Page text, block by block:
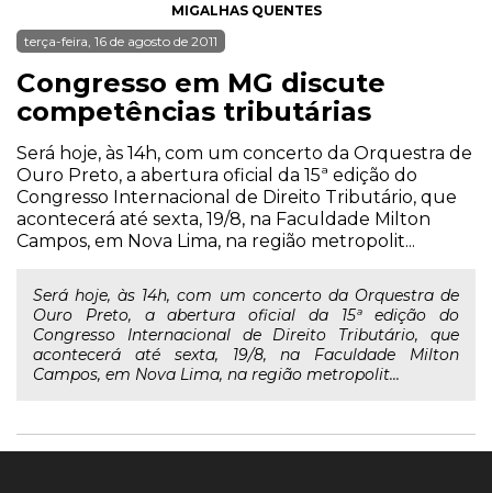
MIGALHAS QUENTES
terça-feira, 16 de agosto de 2011
Congresso em MG discute
competências tributárias
Será hoje, às 14h, com um concerto da Orquestra de
Ouro Preto, a abertura oficial da 15ª edição do
Congresso Internacional de Direito Tributário, que
acontecerá até sexta, 19/8, na Faculdade Milton
Campos, em Nova Lima, na região metropolit...
Será hoje, às 14h, com um concerto da Orquestra de
Ouro Preto, a abertura oficial da 15ª edição do
Congresso Internacional de Direito Tributário, que
acontecerá até sexta, 19/8, na Faculdade Milton
Campos, em Nova Lima, na região metropolit...